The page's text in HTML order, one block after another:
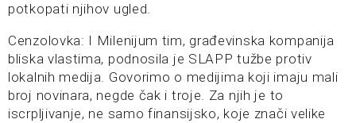
potkopati njihov ugled.
Cenzolovka: I Milenijum tim, građevinska kompanija
bliska vlastima, podnosila je SLAPP tužbe protiv
lokalnih medija. Govorimo o medijima koji imaju mali
broj novinara, negde čak i troje. Za njih je to
iscrpljivanje, ne samo finansijsko, koje znači velike